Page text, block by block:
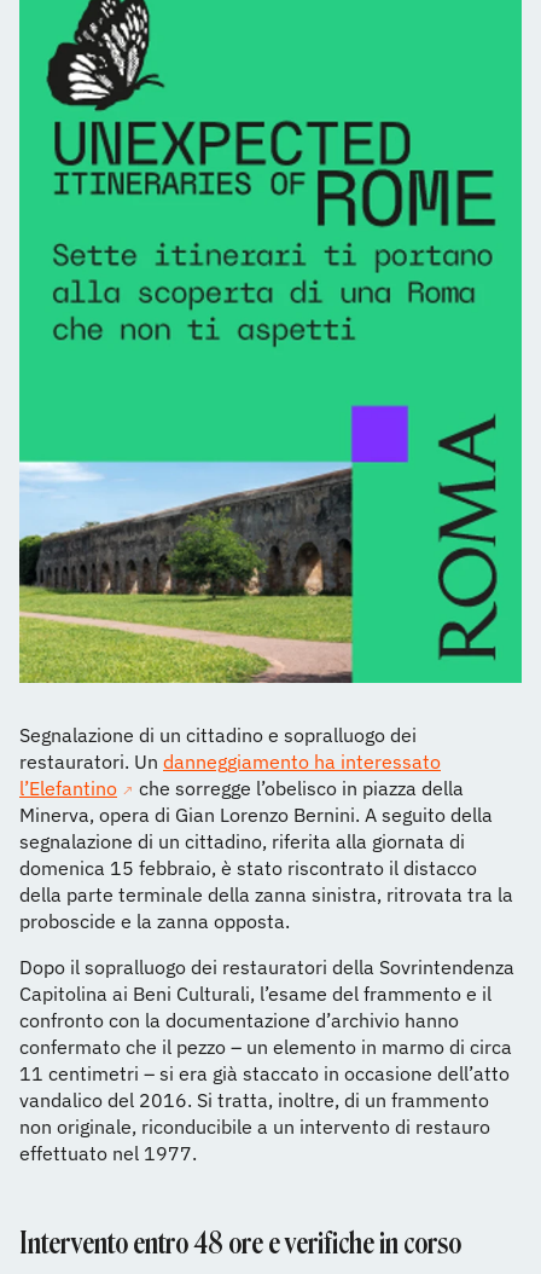
Segnalazione di un cittadino e sopralluogo dei
restauratori. Un danneggiamento ha interessato
l’Elefantino
che sorregge l’obelisco in piazza della
Minerva, opera di Gian Lorenzo Bernini. A seguito della
segnalazione di un cittadino, riferita alla giornata di
domenica 15 febbraio, è stato riscontrato il distacco
della parte terminale della zanna sinistra, ritrovata tra la
proboscide e la zanna opposta.
Dopo il sopralluogo dei restauratori della Sovrintendenza
Capitolina ai Beni Culturali, l’esame del frammento e il
confronto con la documentazione d’archivio hanno
confermato che il pezzo – un elemento in marmo di circa
11 centimetri – si era già staccato in occasione dell’atto
vandalico del 2016. Si tratta, inoltre, di un frammento
non originale, riconducibile a un intervento di restauro
effettuato nel 1977.
Intervento entro 48 ore e verifiche in corso